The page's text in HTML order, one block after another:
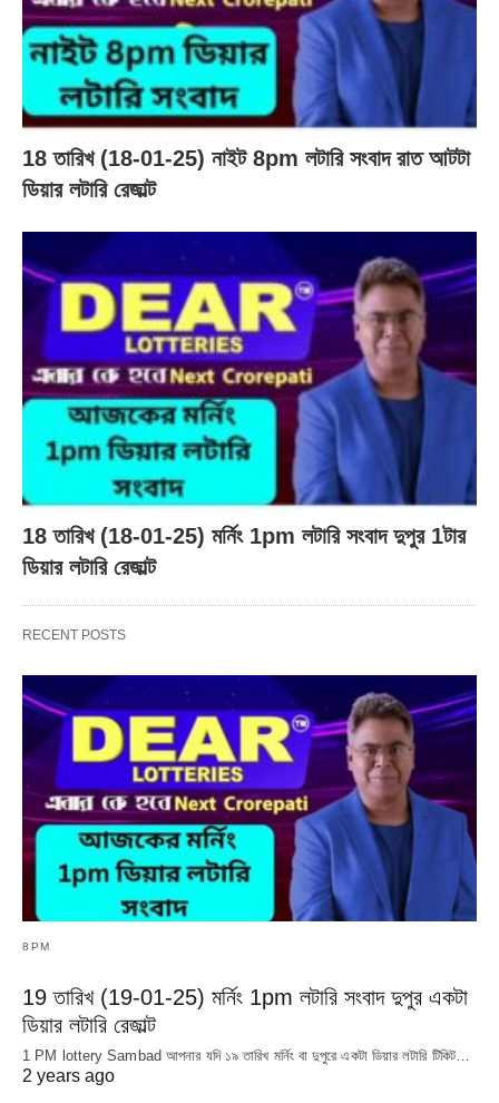
18 তারিখ (18-01-25) নাইট 8pm লটারি সংবাদ রাত আটটা
ডিয়ার লটারি রেজাল্ট
18 তারিখ (18-01-25) মর্নিং 1pm লটারি সংবাদ দুপুর 1টার
ডিয়ার লটারি রেজাল্ট
RECENT POSTS
8PM
19 তারিখ (19-01-25) মর্নিং 1pm লটারি সংবাদ দুপুর একটা
ডিয়ার লটারি রেজাল্ট
1 PM lottery Sambad আপনার যদি ১৯ তারিখ মর্নিং বা দুপুরে একটা ডিয়ার লটারি টিকিট…
2 years ago